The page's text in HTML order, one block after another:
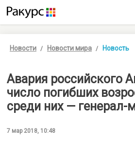
Новости Новости мира Новость
Авария российского
число погибших
среди них — генерал-
7 мар 2018, 10:48